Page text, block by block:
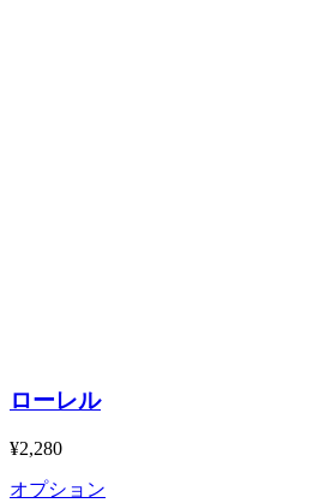
ローレル
¥2,280
オプション